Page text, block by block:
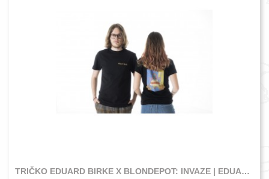
TRIČKO EDUARD BIRKE X BLONDEPOT: INVAZE | EDUARD BIRKE